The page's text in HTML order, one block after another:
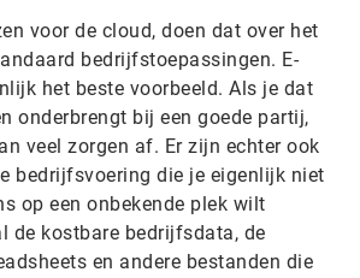
voor de cloud, doen dat over het
bedrijfstoepassingen. E-
het beste voorbeeld. Als je dat
onderbrengt bij een goede partij,
veel zorgen af. Er zijn echter ook
bedrijfsvoering die je eigenlijk niet
op een onbekende plek wilt
de kostbare bedrijfsdata, de
en andere bestanden die